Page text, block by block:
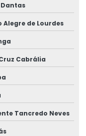
rurais
civil
Alegre de Lourdes
Cabrália
Tancredo Neves